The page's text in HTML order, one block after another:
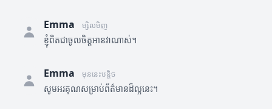
Emma ម្សិលមិញ
ខ្ញុំពិតជាចូលចិត្តអានវាណាស់។
Emma មុននេះបន្តិច
សូមអរគុណសម្រាប់ព័ត៌មានដ៏ល្អនេះ។